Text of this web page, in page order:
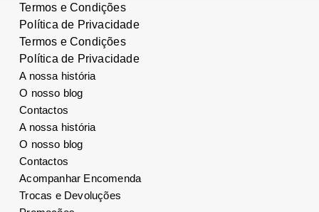
Termos e Condições
Política de Privacidade
Termos e Condições
Política de Privacidade
A nossa história
O nosso blog
Contactos
A nossa história
O nosso blog
Contactos
Acompanhar Encomenda
Trocas e Devoluções